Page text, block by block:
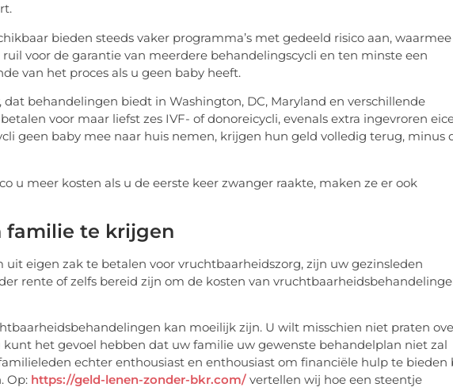
bieden steeds vaker programma’s met gedeeld risico aan,
voor de garantie van meerdere behandelingscycli en ten minste een
van het proces als u geen baby heeft.
behandelingen biedt in Washington, DC, Maryland en verschillende
voor maar liefst zes IVF- of donoreicycli, evenals extra ingevroren
geen baby mee naar huis nemen, krijgen hun geld volledig terug, minus
u meer kosten als u de eerste keer zwanger raakte, maken ze er ook
familie te krijgen
eigen zak te betalen voor vruchtbaarheidszorg, zijn uw gezinsleden
rente of zelfs bereid zijn om de kosten van
kan moeilijk zijn. U wilt misschien niet praten
het gevoel hebben dat uw familie uw gewenste behandelplan niet zal
echter enthousiast en enthousiast om financiële hulp te bieden
Op: https://geld-lenen-zonder-bkr.com/ vertellen wij hoe een steentje